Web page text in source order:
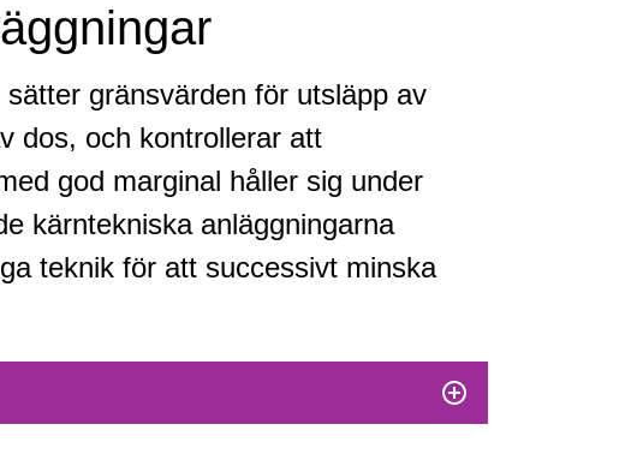
gränsvärden för utsläpp av
dos, och kontrollerar att
god marginal håller sig under
kärntekniska anläggningarna
teknik för att successivt minska